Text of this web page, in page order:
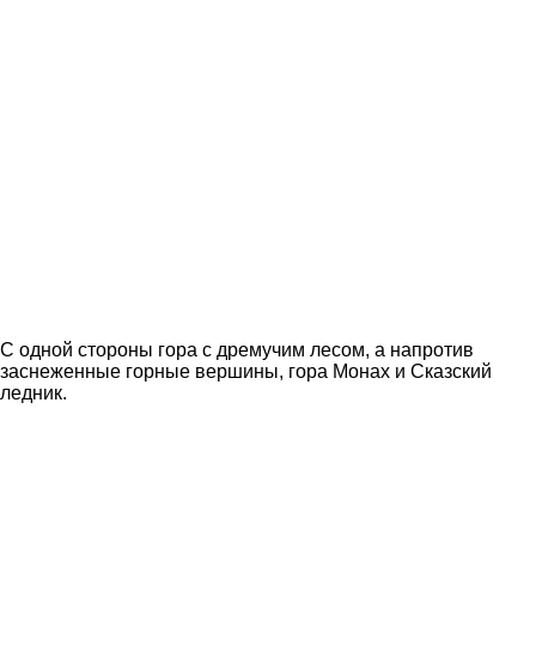
С одной стороны гора с дремучим лесом, а напротив
заснеженные горные вершины, гора Монах и Сказский
ледник.